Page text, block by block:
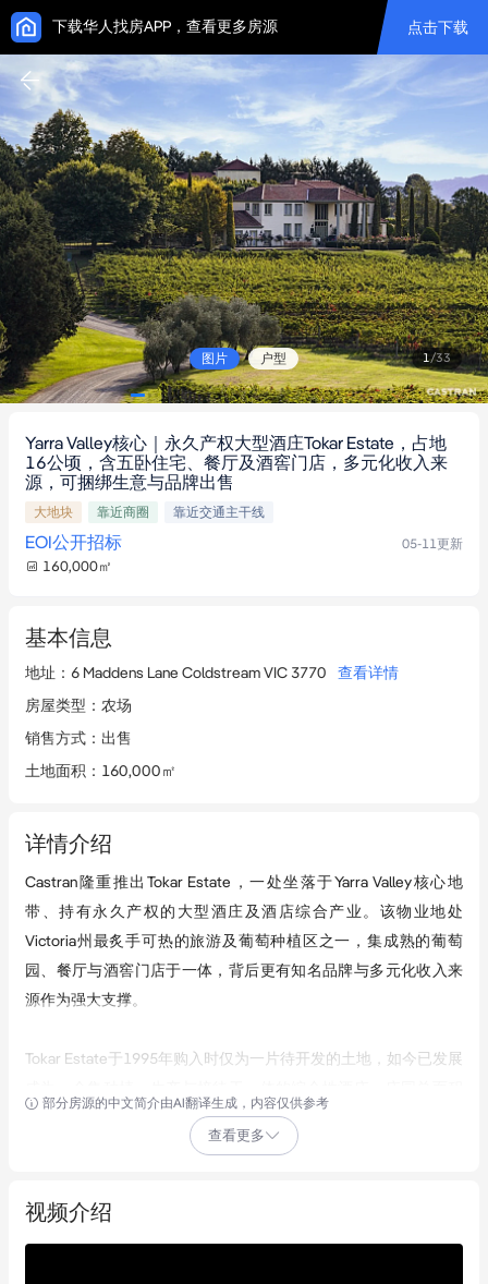
下载华人找房APP，查看更多房源 点击下载
图片 户型 1/33
Yarra Valley核心｜永久产权大型酒庄Tokar Estate，占地
16公顷，含五卧住宅、餐厅及酒窖门店，多元化收入来
源，可捆绑生意与品牌出售
大地块 靠近商圈 靠近交通主干线
EOI公开招标 05-11更新
160,000㎡
基本信息
地址 ： 6 Maddens Lane Coldstream VIC 3770
查看详情
房屋类型 ： 农场
销售方式 ： 出售
土地面积 ： 160,000㎡
详情介绍
Castran隆重推出Tokar Estate，一处坐落于Yarra Valley核心地
带、持有永久产权的大型酒庄及酒店综合产业。该物业地处
Victoria州最炙手可热的旅游及葡萄种植区之一，集成熟的葡萄
园、餐厅与酒窖门店于一体，背后更有知名品牌与多元化收入来
源作为强大支撑。
Tokar Estate于1995年购入时仅为一片待开发的土地，如今已发展
达16公顷，其中超过11公顷为葡萄园，所有生产流程均在庄园内
完成。庄园出产一系列冷凉气候的经典葡萄品种，包括
Tempranillo，并通过成熟的分销渠道、直销模式与日益壮大的会
部分房源的中文简介由AI翻译生成，内容仅供参考
查看更多
视频介绍